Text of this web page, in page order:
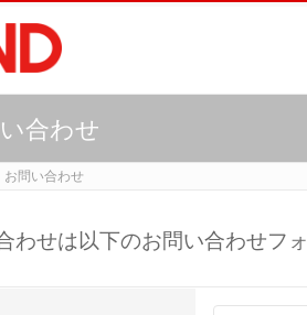
合わせ
お問い合わせ
わせは以下のお問い合わせフ